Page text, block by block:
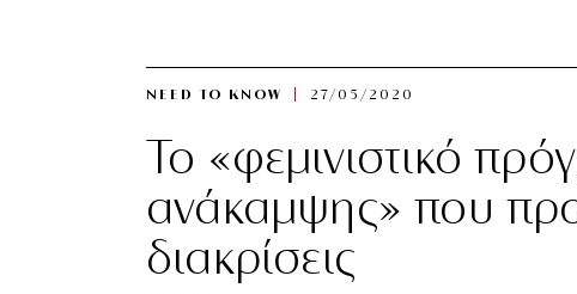
NEED TO KNOW 27/05/2020
To «φεμινιστικό
ανάκαμψης» που
διακρίσεις